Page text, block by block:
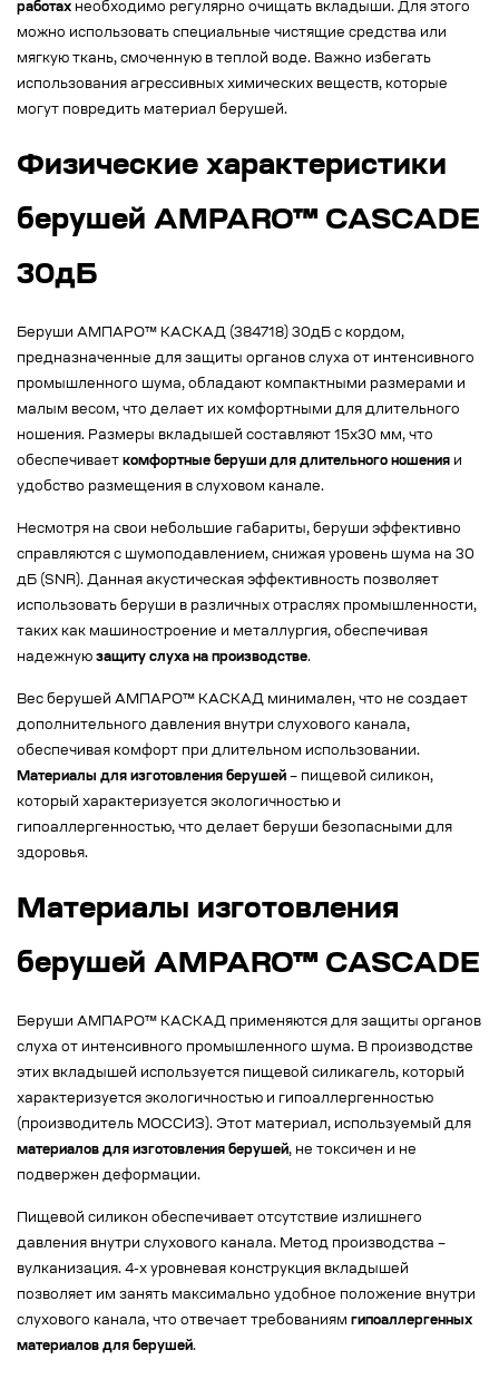
работах необходимо регулярно очищать вкладыши. Для этого
можно использовать специальные чистящие средства или
мягкую ткань, смоченную в теплой воде. Важно избегать
использования агрессивных химических веществ, которые
могут повредить материал берушей.
Физические характеристики
берушей AMPARO™ CASCADE
30дБ
Беруши АМПАРО™ КАСКАД (384718) 30дБ с кордом,
предназначенные для защиты органов слуха от интенсивного
промышленного шума, обладают компактными размерами и
малым весом, что делает их комфортными для длительного
ношения. Размеры вкладышей составляют 15х30 мм, что
обеспечивает комфортные беруши для длительного ношения и
удобство размещения в слуховом канале.
Несмотря на свои небольшие габариты, беруши эффективно
справляются с шумоподавлением, снижая уровень шума на 30
дБ (SNR). Данная акустическая эффективность позволяет
использовать беруши в различных отраслях промышленности,
таких как машиностроение и металлургия, обеспечивая
надежную защиту слуха на производстве.
Вес берушей АМПАРО™ КАСКАД минимален, что не создает
дополнительного давления внутри слухового канала,
обеспечивая комфорт при длительном использовании.
Материалы для изготовления берушей – пищевой силикон,
который характеризуется экологичностью и
гипоаллергенностью, что делает беруши безопасными для
здоровья.
Материалы изготовления
берушей AMPARO™ CASCADE
Беруши АМПАРО™ КАСКАД применяются для защиты органов
слуха от интенсивного промышленного шума. В производстве
этих вкладышей используется пищевой силикагель, который
характеризуется экологичностью и гипоаллергенностью
(производитель МОССИЗ). Этот материал, используемый для
материалов для изготовления берушей, не токсичен и не
подвержен деформации.
Пищевой силикон обеспечивает отсутствие излишнего
давления внутри слухового канала. Метод производства –
вулканизация. 4-х уровневая конструкция вкладышей
позволяет им занять максимально удобное положение внутри
слухового канала, что отвечает требованиям гипоаллергенных
материалов для берушей.